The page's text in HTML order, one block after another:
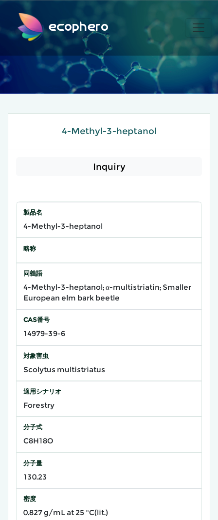
ecophero
4-Methyl-3-heptanol
Inquiry
製品名
4-Methyl-3-heptanol
略称
同義語
4-Methyl-3-heptanol; α-multistriatin; Smaller
European elm bark beetle
CAS番号
14979-39-6
対象害虫
Scolytus multistriatus
適用シナリオ
Forestry
分子式
C8H18O
分子量
130.23
密度
0.827 g/mL at 25 °C(lit.)